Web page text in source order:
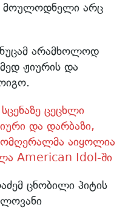
მოულოდნელი არც
ნუცამ არამხოლოდ
ჟიურის და
ცეცხლი
და დარბაზი,
აიყოლია
American Idol-ში
ცნობილი ჰიტის